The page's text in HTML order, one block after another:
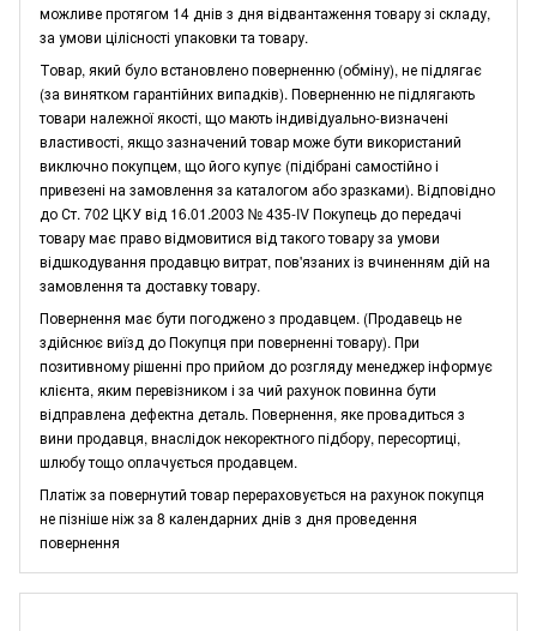
можливе протягом 14 днів з дня відвантаження товару зі складу,
за умови цілісності упаковки та товару.
Товар, який було встановлено поверненню (обміну), не підлягає
(за винятком гарантійних випадків). Поверненню не підлягають
товари належної якості, що мають індивідуально-визначені
властивості, якщо зазначений товар може бути використаний
виключно покупцем, що його купує (підібрані самостійно і
привезені на замовлення за каталогом або зразками). Відповідно
до Ст. 702 ЦКУ від 16.01.2003 № 435-IV Покупець до передачі
товару має право відмовитися від такого товару за умови
відшкодування продавцю витрат, пов'язаних із вчиненням дій на
замовлення та доставку товару.
Повернення має бути погоджено з продавцем. (Продавець не
здійснює виїзд до Покупця при поверненні товару). При
позитивному рішенні про прийом до розгляду менеджер інформує
клієнта, яким перевізником і за чий рахунок повинна бути
відправлена дефектна деталь. Повернення, яке провадиться з
вини продавця, внаслідок некоректного підбору, пересортиці,
шлюбу тощо оплачується продавцем.
Платіж за повернутий товар перераховується на рахунок покупця
не пізніше ніж за 8 календарних днів з дня проведення
повернення